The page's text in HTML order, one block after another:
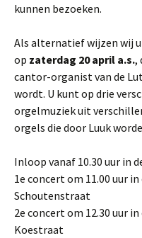
kunnen bezoeken.
Als alternatief wijzen wij
op zaterdag 20 april a.s.,
cantor-organist van de
wordt. U kunt op drie
orgelmuziek uit
orgels die door Luuk
Inloop vanaf 10.30 uur in
1e concert om 11.00 uur in
Schoutenstraat
2e concert om 12.30 uur
Koestraat